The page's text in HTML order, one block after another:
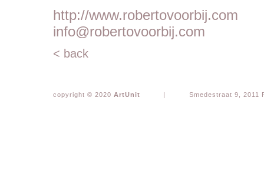
http://www.robertovoorbij.com
info@robertovoorbij.com
< back
copyright © 2020 ArtUnit | Smedestraat 9, 2011